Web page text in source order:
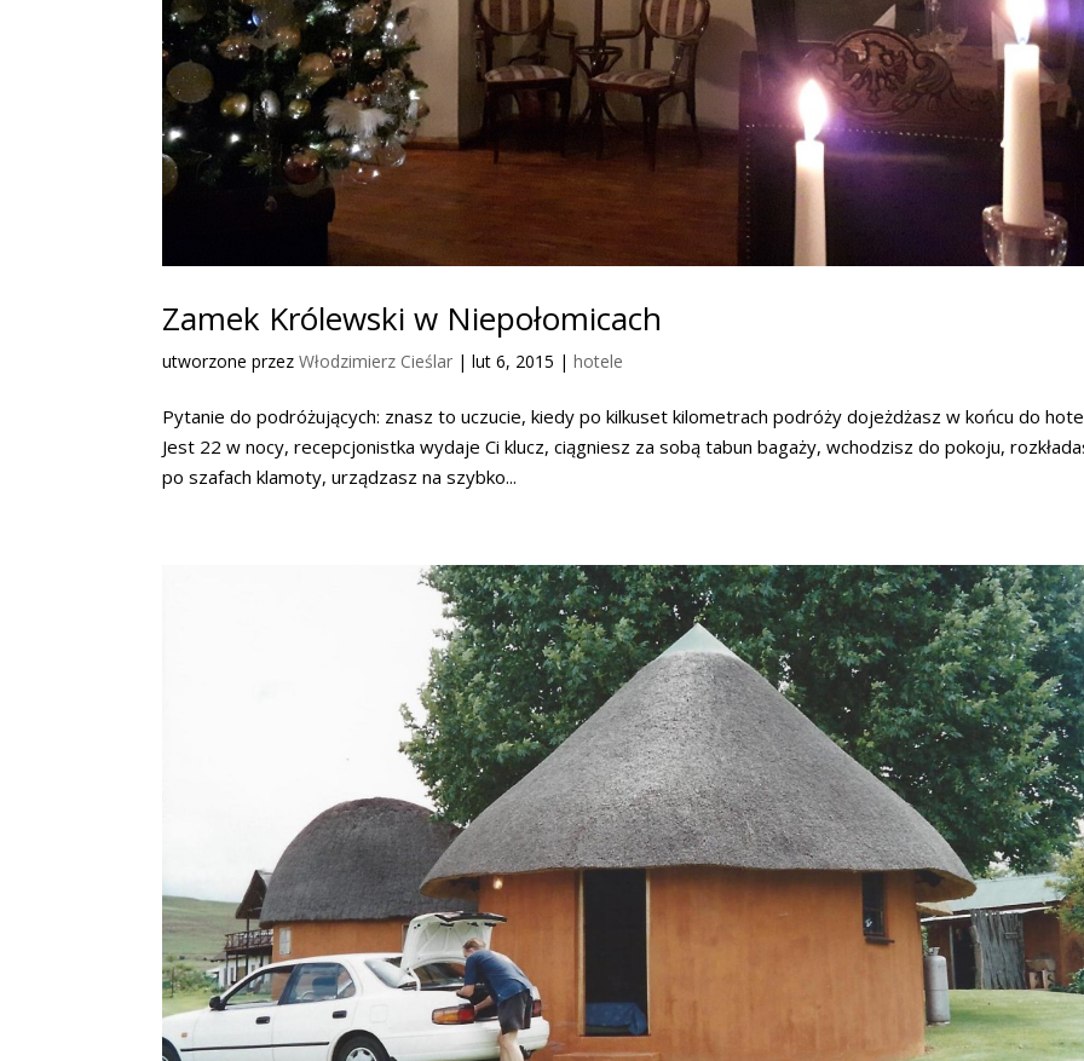
Zamek Królewski w Niepołomicach
utworzone przezWłodzimierz Cieślar |lut 6, 2015 |hotele
Pytanie do podróżujących: znasz to uczucie, kiedy po kilkuset kilometrach podróży dojeżdżasz w końcu do
Jest 22 w nocy, recepcjonistka wydaje Ci klucz, ciągniesz za sobą tabun bagaży, wchodzisz do pokoju,
po szafach klamoty, urządzasz na szybko...